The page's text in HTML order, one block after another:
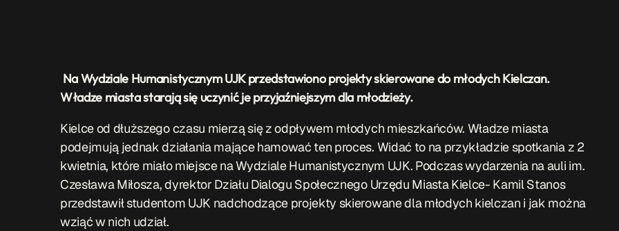
Na Wydziale Humanistycznym UJK przedstawiono projekty skierowane do młodych Kielczan.
Władze miasta starają się uczynić je przyjaźniejszym dla młodzieży.
Kielce od dłuższego czasu mierzą się z odpływem młodych mieszkańców. Władze miasta
podejmują jednak działania mające hamować ten proces. Widać to na przykładzie spotkania z 2
kwietnia, które miało miejsce na Wydziale Humanistycznym UJK. Podczas wydarzenia na auli im.
Czesława Miłosza, dyrektor Działu Dialogu Społecznego Urzędu Miasta Kielce- Kamil Stanos
przedstawił studentom UJK nadchodzące projekty skierowane dla młodych kielczan i jak można
wziąć w nich udział.